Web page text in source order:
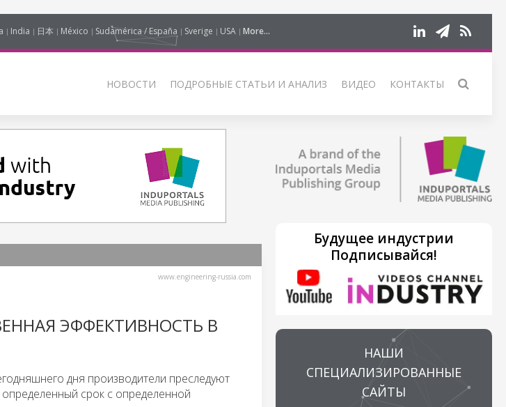
India 日本 México Sudamérica / España Sverige USA More...
НОВОСТИ ПОДРОБНЫЕ СТАТЬИ И АНАЛИЗ ВИДЕО КОНТАКТЫ
www.engineering-russia.com
ЭФФЕКТИВНОСТЬ В
дня производители преследуют
срок с определенной
Будущее индустрии
Подписывайся!
НАШИ
СПЕЦИАЛИЗИРОВАННЫЕ
САЙТЫ